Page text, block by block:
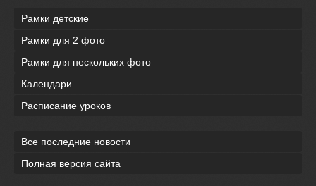
Рамки детские
Рамки для 2 фото
Рамки для нескольких фото
Календари
Расписание уроков
Все последние новости
Полная версия сайта